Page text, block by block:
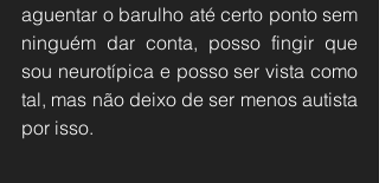
aguentar o barulho até certo ponto sem
ninguém dar conta, posso fingir que
sou neurotípica e posso ser vista como
tal, mas não deixo de ser menos autista
por isso.